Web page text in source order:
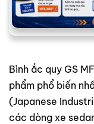
Bình ắc quy GS
phẩm phổ biến
(Japanese
các dòng xe